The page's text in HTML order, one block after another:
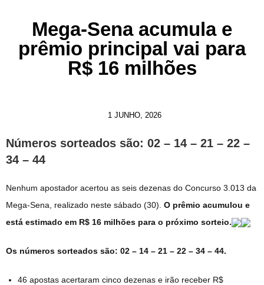
Mega-Sena acumula e
prêmio principal vai para
R$ 16 milhões
1 JUNHO, 2026
Números sorteados são: 02 – 14 – 21 – 22 –
34 – 44
Nenhum apostador acertou as seis dezenas do Concurso 3.013 da
Mega-Sena, realizado neste sábado (30). O prêmio acumulou e
está estimado em R$ 16 milhões para o próximo sorteio.
Os números sorteados são: 02 – 14 – 21 – 22 – 34 – 44.
46 apostas acertaram cinco dezenas e irão receber R$